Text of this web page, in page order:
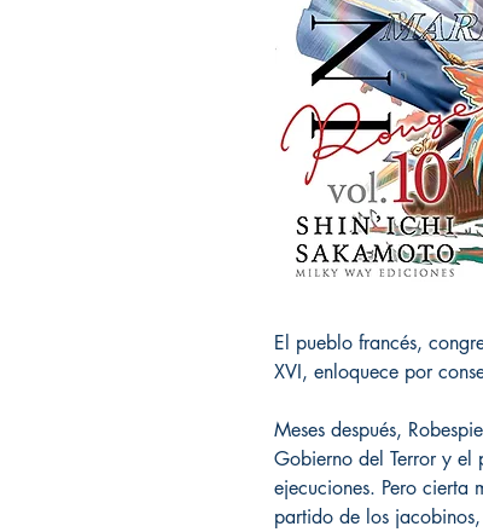
El pueblo francés,
XVI, enloquece por
Meses después,
Gobierno del Terror y el
ejecuciones. Pero cierta
partido de los